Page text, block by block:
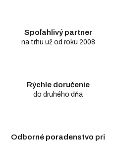
Spoľahlivý partner
na trhu už od roku 2008
Rýchle doručenie
do druhého dňa
Odborné poradenstvo pri